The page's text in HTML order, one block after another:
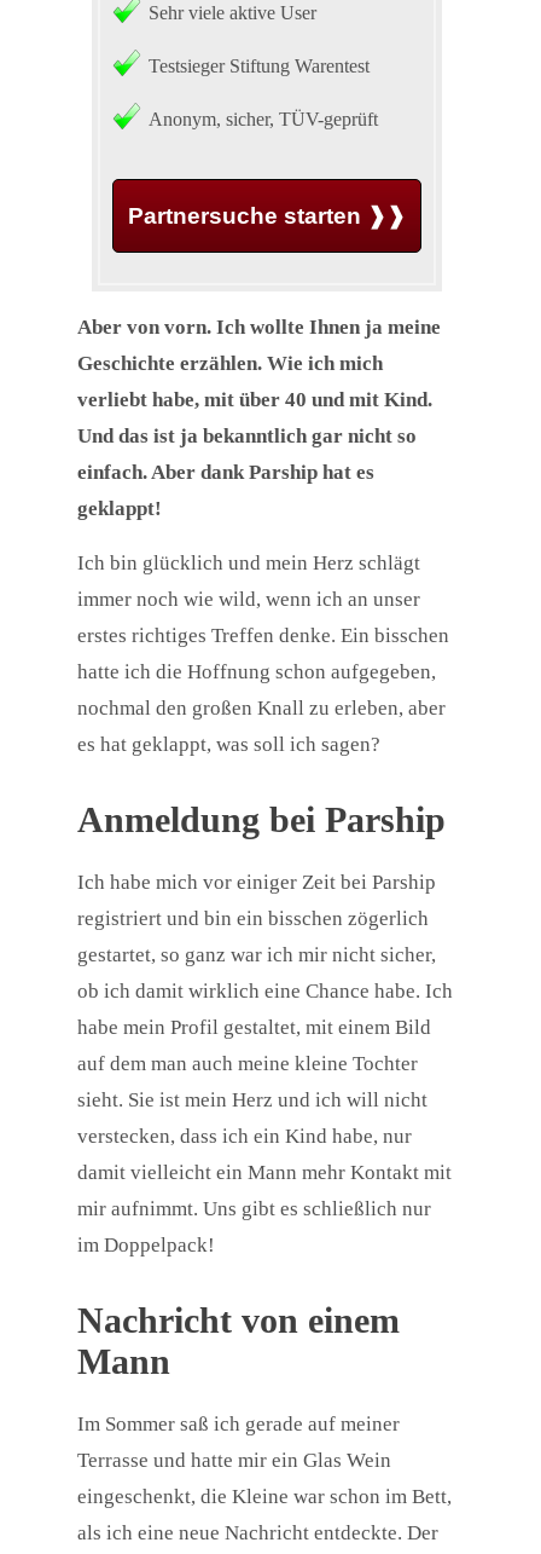
Sehr viele aktive User
Testsieger Stiftung Warentest
Anonym, sicher, TÜV-geprüft
Partnersuche starten ❱❱
Aber von vorn. Ich wollte Ihnen ja meine
Geschichte erzählen. Wie ich mich
verliebt habe, mit über 40 und mit Kind.
Und das ist ja bekanntlich gar nicht so
einfach. Aber dank Parship hat es
geklappt!
Ich bin glücklich und mein Herz schlägt
immer noch wie wild, wenn ich an unser
erstes richtiges Treffen denke. Ein bisschen
hatte ich die Hoffnung schon aufgegeben,
nochmal den großen Knall zu erleben, aber
es hat geklappt, was soll ich sagen?
Anmeldung bei Parship
Ich habe mich vor einiger Zeit bei Parship
registriert und bin ein bisschen zögerlich
gestartet, so ganz war ich mir nicht sicher,
ob ich damit wirklich eine Chance habe. Ich
habe mein Profil gestaltet, mit einem Bild
auf dem man auch meine kleine Tochter
sieht. Sie ist mein Herz und ich will nicht
verstecken, dass ich ein Kind habe, nur
damit vielleicht ein Mann mehr Kontakt mit
mir aufnimmt. Uns gibt es schließlich nur
im Doppelpack!
Nachricht von einem
Mann
Im Sommer saß ich gerade auf meiner
Terrasse und hatte mir ein Glas Wein
eingeschenkt, die Kleine war schon im Bett,
als ich eine neue Nachricht entdeckte. Der